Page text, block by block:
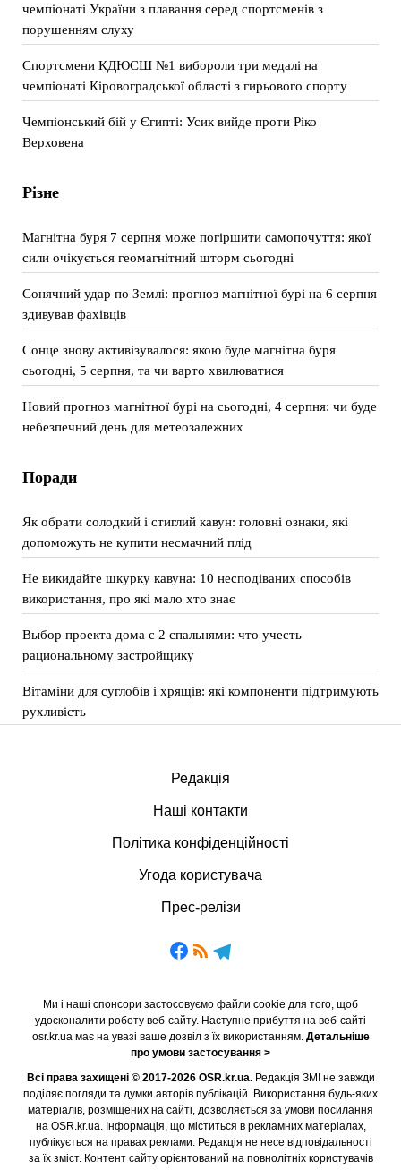
чемпіонаті України з плавання серед спортсменів з
порушенням слуху
Спортсмени КДЮСШ №1 вибороли три медалі на
чемпіонаті Кіровоградської області з гирьового спорту
Чемпіонський бій у Єгипті: Усик вийде проти Ріко
Верховена
Різне
Магнітна буря 7 серпня може погіршити самопочуття: якої
сили очікується геомагнітний шторм сьогодні
Сонячний удар по Землі: прогноз магнітної бурі на 6 серпня
здивував фахівців
Сонце знову активізувалося: якою буде магнітна буря
сьогодні, 5 серпня, та чи варто хвилюватися
Новий прогноз магнітної бурі на сьогодні, 4 серпня: чи буде
небезпечний день для метеозалежних
Поради
Як обрати солодкий і стиглий кавун: головні ознаки, які
допоможуть не купити несмачний плід
Не викидайте шкурку кавуна: 10 несподіваних способів
використання, про які мало хто знає
Выбор проекта дома с 2 спальнями: что учесть
рациональному застройщику
Вітаміни для суглобів і хрящів: які компоненти підтримують
рухливість
Редакція
Наші контакти
Політика конфіденційності
Угода користувача
Прес-релізи
Ми і наші спонсори застосовуємо файли cookie для того, щоб
удосконалити роботу веб-сайту. Наступне прибуття на веб-сайті
osr.kr.ua має на увазі ваше дозвіл з їх використанням. Детальніше
про умови застосування >
Всі права захищені © 2017-2026 OSR.kr.ua.Редакція ЗМІ не завжди
поділяє погляди та думки авторів публікацій. Використання будь-яких
матеріалів, розміщених на сайті, дозволяється за умови посилання
на OSR.kr.ua. Інформація, що міститься в рекламних матеріалах,
публікується на правах реклами. Редакція не несе відповідальності
за їх зміст. Контент сайту орієнтований на повнолітніх користувачів